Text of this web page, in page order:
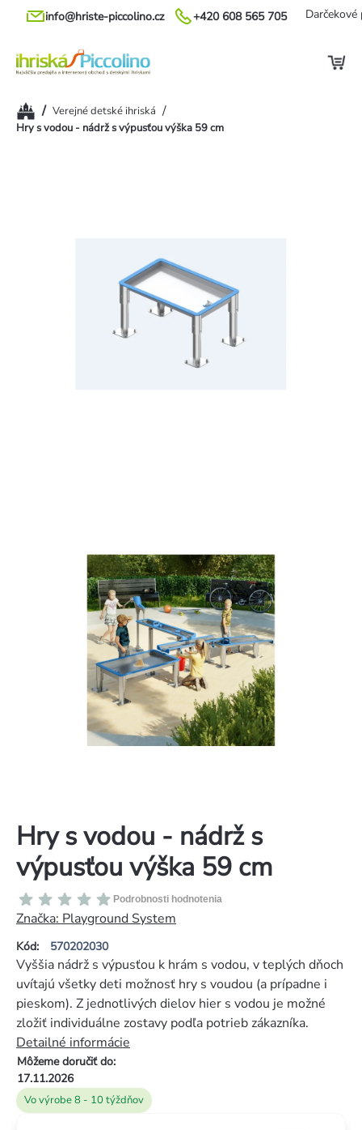
Prejsť
+420 608 565 705
info@hriste-piccolino.cz Darčekové
Domov
/ Verejné detské ihriská /
Hry s vodou - nádrž s výpusťou výška 59 cm
Hry s vodou - nádrž s
výpusťou výška 59 cm
Kód: 570202030
Priemerné
hodnotenie
produktu
je
0,0
5
hviezdičiek.
Podrobnosti hodnotenia
Značka: Playground System
Vo výrobe 8 - 10 týždňov
Môžeme doručiť do:
17.11.2026
Vyššia nádrž s výpusťou k hrám s vodou, v teplých dňoch
uvítajú všetky deti možnosť hry s voudou (a prípadne i
pieskom). Z jednotlivých dielov hier s vodou je možné
zložiť individuálne zostavy podľa potrieb zákazníka.
Detailné informácie